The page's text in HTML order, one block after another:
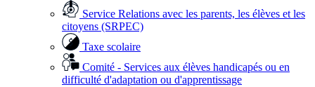
Service Relations avec les parents, les élèves et les
citoyens (SRPEC)
Taxe scolaire
Comité - Services aux élèves handicapés ou en
difficulté d'adaptation ou d'apprentissage